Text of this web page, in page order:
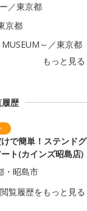
／東京都
京都
MUSEUM～／東京都
もっと見る
歴
で簡単！ステンドグ
ト(カインズ昭島店)
・昭島市
閲覧履歴をもっと見る